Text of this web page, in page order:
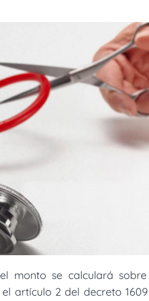
monto se calculará
artículo 2 del decreto